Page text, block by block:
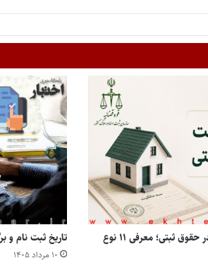
انواع مالکیت املاک در حقوق ثبتی؛ معرفی ۱۱ نوع
تاریخ ثبت نام و
۱۰ مرداد ۱۴۰۵